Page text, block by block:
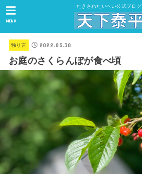
たきさわたいへい公式ブログ
MENU
独り言 2022.05.30
お庭のさくらんぼが食べ頃